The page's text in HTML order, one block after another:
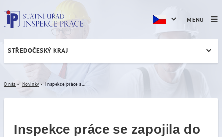
Inspekce práce se zapojila
STŘEDOČESKÝ KRAJ
O nás Novinky
Inspekce práce se zapojila do
MENU